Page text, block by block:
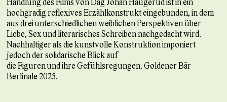
hochgradig reflexives Erzählkonstrukt eingebunden, in dem
aus drei unterschiedlichen weiblichen Perspektiven über
Liebe, Sex und literarisches Schreiben nachgedacht wird.
Nachhaltiger als die kunstvolle Konstruktion imponiert
jedoch der solidarische Blick auf
die Figuren und ihre Gefühlsregungen. Goldener Bär
Berlinale 2025.